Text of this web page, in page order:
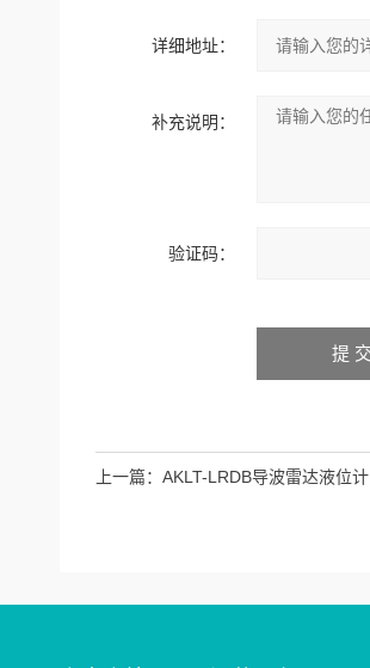
详细地址：
补充说明：
验证码：
上一篇： AKLT-LRDB导波雷达液位计